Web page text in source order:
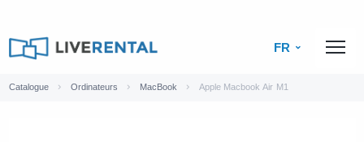
FR
Catalogue Ordinateurs MacBook Apple Macbook Air M1